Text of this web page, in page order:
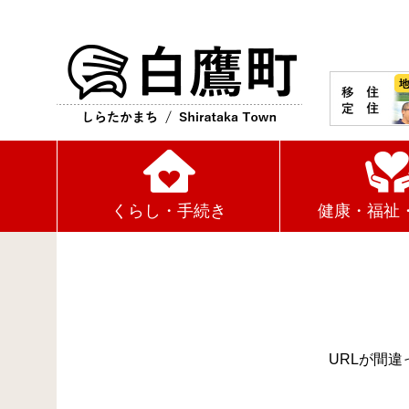
くらし・手続き 健康・福祉
URLが間違